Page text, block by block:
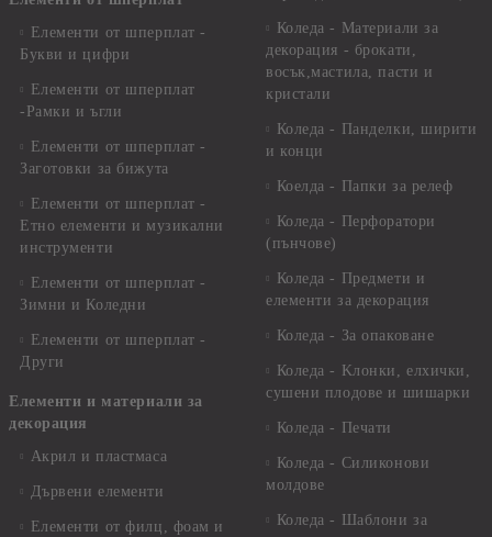
Елементи от шперплат -
Букви и цифри
Елементи от шперплат
-Рамки и ъгли
Елементи от шперплат -
Заготовки за бижута
Елементи от шперплат -
Етно елементи и музикални
инструменти
Елементи от шперплат -
Зимни и Коледни
Елементи от шперплат -
Други
Елементи и материали за
декорация
Акрил и пластмаса
Дървени елементи
Елементи от филц, фоам и
Коледа - Материали за
декорация - брокати,
восък,мастила, пасти и
кристали
Коледа - Панделки, ширити
и конци
Коелда - Папки за релеф
Коледа - Перфоратори
(пънчове)
Коледа - Предмети и
елементи за декорация
Коледа - За опаковане
Коледа - Kлонки, елхички,
сушени плодове и шишарки
Коледа - Печати
Коледа - Силиконови
молдове
Коледа - Шаблони за